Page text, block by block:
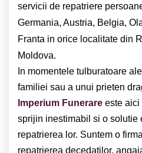
servicii de repatriere
Germania, Austria, Belgia,
Franta in orice localitate din
Moldova.
In momentele tulburatoare
familiei sau a unui prieten
Imperium Funerare este aici
sprijin inestimabil si o solutie
repatrierea lor. Suntem o
repatrierea decedatilor,